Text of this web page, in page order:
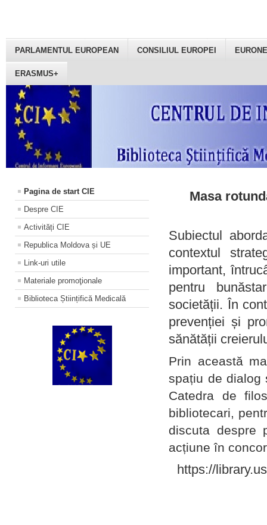
PARLAMENTUL EUROPEAN CONSILIUL EUROPEI
ERASMUS+
Pagina de start CIE
Despre CIE
Activități CIE
Republica Moldova și UE
Link-uri utile
Materiale promoţionale
Biblioteca Științifică Medicală
Masa
Subiectul
contextul
important,
pentru
societății. În
prevenției și
sănătății
Prin această
spațiu de dialog
Catedra de
bibliotecari,
discuta despre
acțiune în
https://